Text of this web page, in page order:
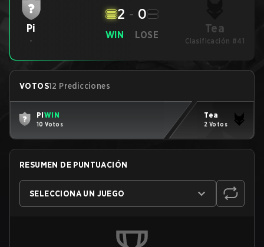
Pi
-
WIN
2 - 0
LOSE Tea
Clasificación #41
VOTOS12 Predicciones
PiWIN
10 Votos
Tea
2 Votos
RESUMEN DE PUNTUACIÓN
SELECCIONA UN JUEGO